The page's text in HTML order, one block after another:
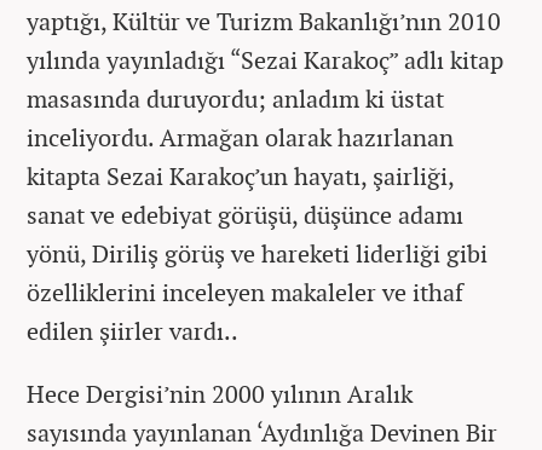
yaptığı, Kültür ve Turizm Bakanlığı’nın 2010
yılında yayınladığı “Sezai Karakoç” adlı kitap
masasında duruyordu; anladım ki üstat
inceliyordu. Armağan olarak hazırlanan
kitapta Sezai Karakoç’un hayatı, şairliği,
sanat ve edebiyat görüşü, düşünce adamı
yönü, Diriliş görüş ve hareketi liderliği gibi
özelliklerini inceleyen makaleler ve ithaf
edilen şiirler vardı..
Hece Dergisi’nin 2000 yılının Aralık
sayısında yayınlanan ‘Aydınlığa Devinen Bir